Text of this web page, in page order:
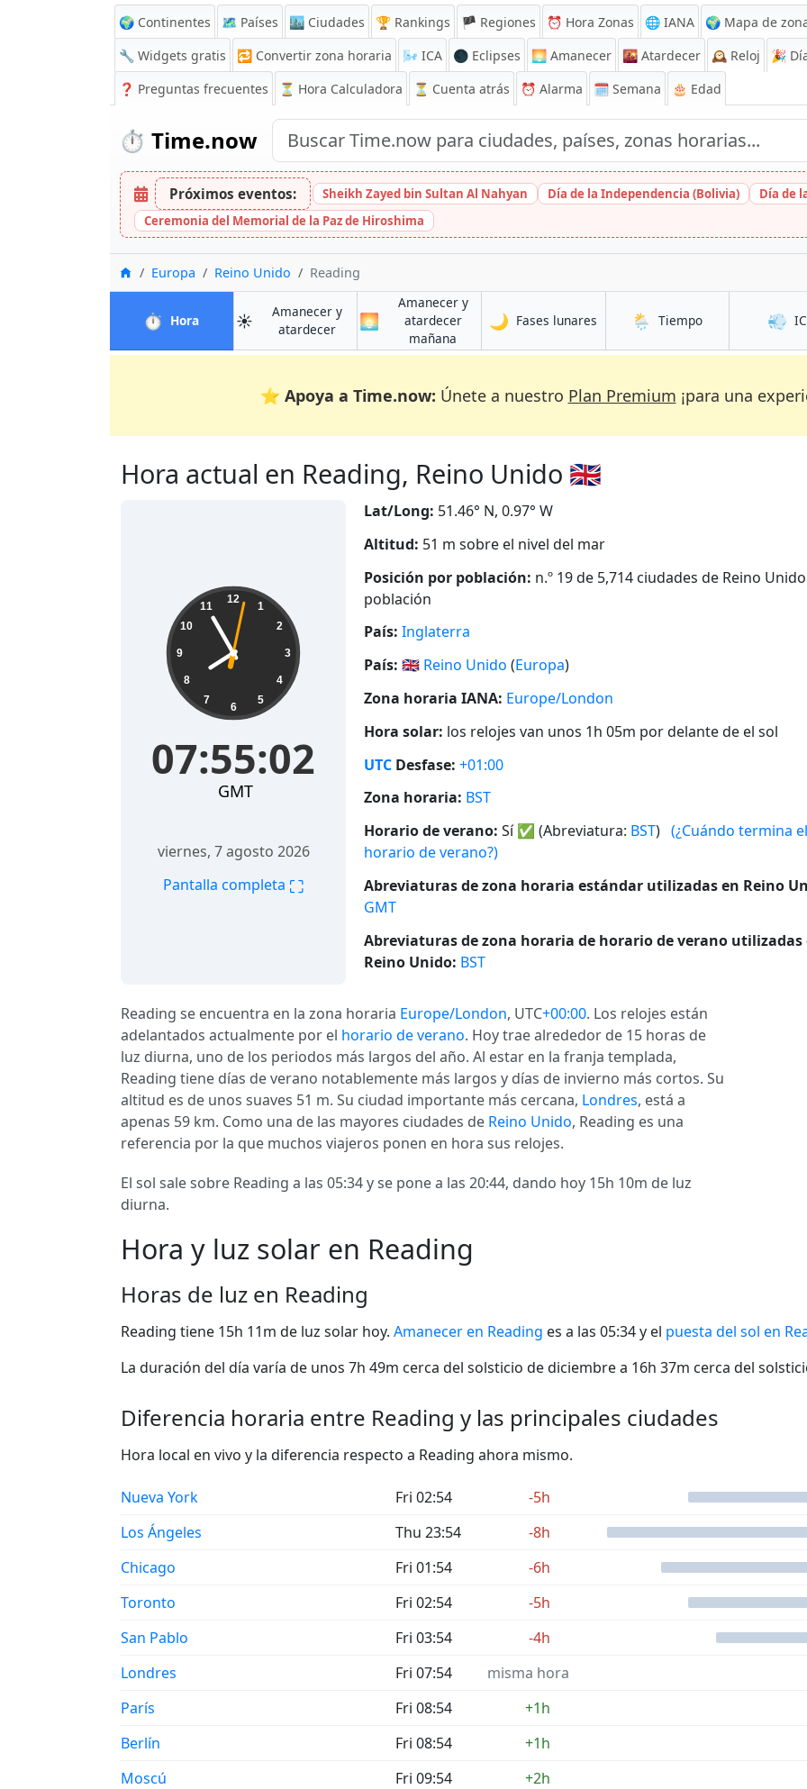
🌍 Continentes 🗺️ Países 🏙️ Ciudades 🏆 Rankings 🏴 Regiones ⏰ Hora Zonas 🌐 IANA
🌍 Mapa de
🔧 Widgets gratis
🔁 Convertir zona horaria 🌬️ ICA 🌑 Eclipses 🌅 Amanecer 🌇 Atardecer 🕰️ Reloj 🎉
❓ Preguntas frecuentes ⏳ Hora Calculadora ⏳ Cuenta atrás ⏰ Alarma 🗓️ Semana 🎂 Edad
⏱️ Time.now
Próximos eventos: Sheikh Zayed bin Sultan Al Nahyan Día de la Independencia (Bolivia)
Día de
Ceremonia del Memorial de la Paz de Hiroshima
InicioEuropa Reino Unido Reading
⏱️ Horaen Reading
☀️
Amanecer y
atardeceren Reading
🌅
Amanecer y
atardecer
mañana
🌙 Fases lunares en Reading
🌦️ Tiempoen Reading 💨
⭐ Apoya a Time.now: Únete a nuestro Plan Premium ¡para una
Hora actual en Reading, Reino Unido 🇬🇧
07:55:02 12
1
2
3
4
5
6
7
8
9
10
11
07:55:02
GMT
viernes, 7 agosto 2026
Pantalla completa ⛶
Lat/Long: 51.46° N, 0.97° W
Altitud: 51 m sobre el nivel del mar
Posición por población: n.º 19 de 5,714 ciudades de Reino
población
País: Inglaterra
País: 🇬🇧 Reino Unido (Europa)
Zona horaria IANA: Europe/London
Hora solar: los relojes van unos 1h 05m por delante de el sol
UTC Desfase: +01:00
Zona horaria: BST
Horario de verano: Sí✅ (Abreviatura: BST) (¿Cuándo termina el
horario de verano?)
Abreviaturas de zona horaria estándar utilizadas en Reino
GMT
Abreviaturas de zona horaria de horario de verano utilizadas
Reino Unido: BST
Reading se encuentra en la zona horaria Europe/London, UTC+00:00. Los relojes están
adelantados actualmente por el horario de verano. Hoy trae alrededor de 15 horas de
luz diurna, uno de los periodos más largos del año. Al estar en la franja templada,
Reading tiene días de verano notablemente más largos y días de invierno más cortos. Su
altitud es de unos suaves 51 m. Su ciudad importante más cercana, Londres, está a
apenas 59 km. Como una de las mayores ciudades de Reino Unido, Reading es una
referencia por la que muchos viajeros ponen en hora sus relojes.
El sol sale sobre Reading a las 05:34 y se pone a las 20:44, dando hoy 15h 10m de luz
diurna.
Hora y luz solar en Reading
Horas de luz en Reading
Reading tiene 15h 11m de luz solar hoy. Amanecer en Reading es a las 05:34 y el puesta del sol en
La duración del día varía de unos 7h 49m cerca del solsticio de diciembre a 16h 37m cerca del
Diferencia horaria entre Reading y las principales ciudades
Hora local en vivo y la diferencia respecto a Reading ahora mismo.
Nueva York Fri 02:54
-5h
Los Ángeles
Thu 23:54
-8h
Chicago
Fri 01:54
-6h
Toronto
Fri 02:54
-5h
San Pablo
Fri 03:54
-4h
Londres
Fri 07:54
misma hora
París
Fri 08:54
+1h
Berlín
Fri 08:54
+1h
Moscú
Fri 09:54
+2h